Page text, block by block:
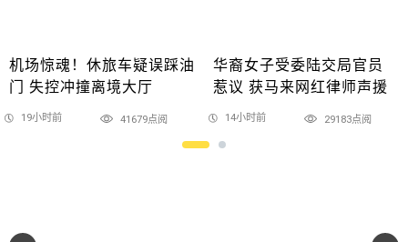
机场惊魂！休旅车疑误踩油
门 失控冲撞离境大厅
19小时前 41679点阅
华裔女子受委陆交局官员
惹议 获马来网红律师声援
14小时前 29183点阅